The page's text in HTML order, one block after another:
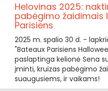
Helovinas 2025:
pabėgimo žaidimais
Parisiens
2025 m. spalio 30 d. -
"Bateaux Parisiens
paslaptinga kelionė Sena
įminti, kruizas pabėgimo
suaugusiems, ir vaikams!